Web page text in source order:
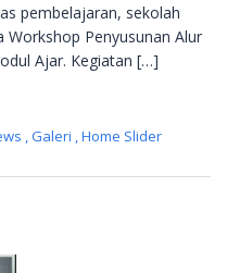
pembelajaran, sekolah
Penyusunan Alur
Ajar. Kegiatan […]
,Galeri ,Home Slider